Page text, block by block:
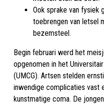
Ook sprake van fysiek
toebrengen van letsel
bezemsteel.
Begin februari werd het
opgenomen in het
(UMCG). Artsen stelden
inwendige complicaties vast
kunstmatige coma. De